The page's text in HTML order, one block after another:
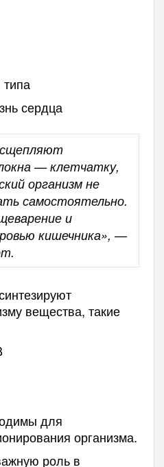
сердца
— клетчатку,
организм не
самостоятельно.
и
кишечника», —
вещества, такие
для
организма.
роль в